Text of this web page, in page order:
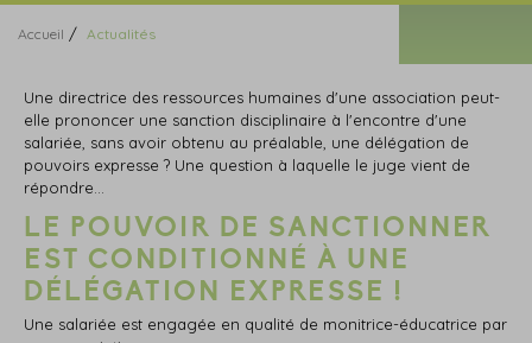
Accueil / Actualités
Une directrice des ressources humaines d'une association peut-
elle prononcer une sanction disciplinaire à l'encontre d'une
salariée, sans avoir obtenu au préalable, une délégation de
pouvoirs expresse ? Une question à laquelle le juge vient de
répondre…
LE POUVOIR DE SANCTIONNER
EST CONDITIONNÉ À UNE
DÉLÉGATION EXPRESSE !
Une salariée est engagée en qualité de monitrice-éducatrice par